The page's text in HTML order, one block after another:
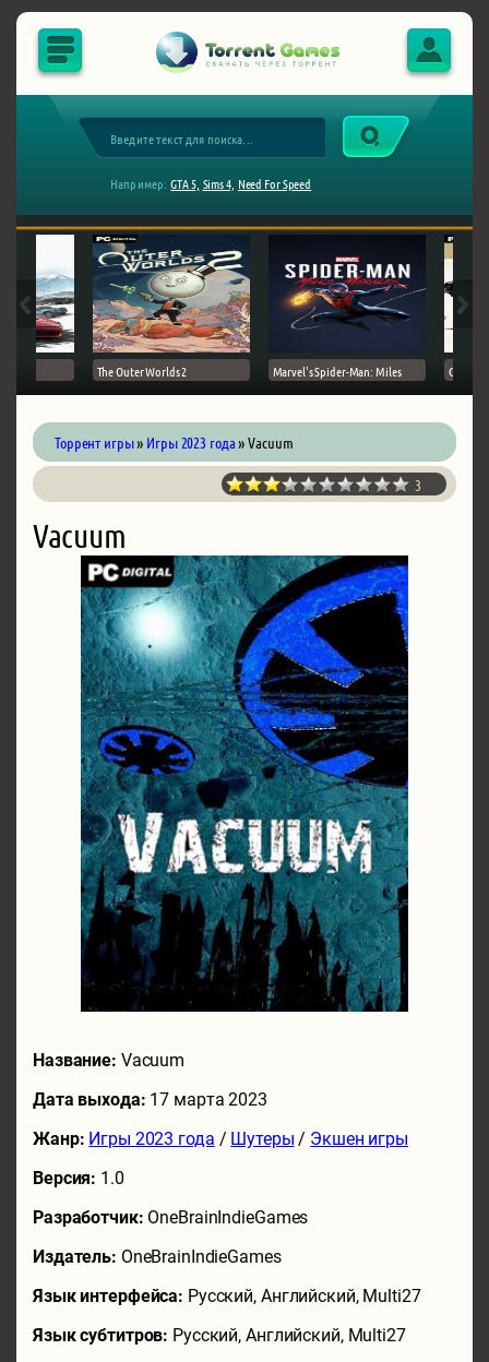
Например: GTA 5, Sims 4, Need For Speed
The Outer Worlds 2 Marvel's Spider-Man: Miles Ghost
Торрент игры» Игры 2023 года» Vacuum
3
Vacuum
Название: Vacuum
Дата выхода: 17 марта 2023
Жанр: Игры 2023 года / Шутеры / Экшен игры
Версия: 1.0
Разработчик: OneBrainIndieGames
Издатель: OneBrainIndieGames
Язык интерфейса: Русский, Английский, Multi27
Язык субтитров: Русский, Английский, Multi27